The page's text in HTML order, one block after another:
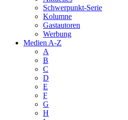
Schwerpunkt-Serie
Kolumne
Gastautoren
Werbung
Medien A-Z
A
B
C
D
E
F
G
H